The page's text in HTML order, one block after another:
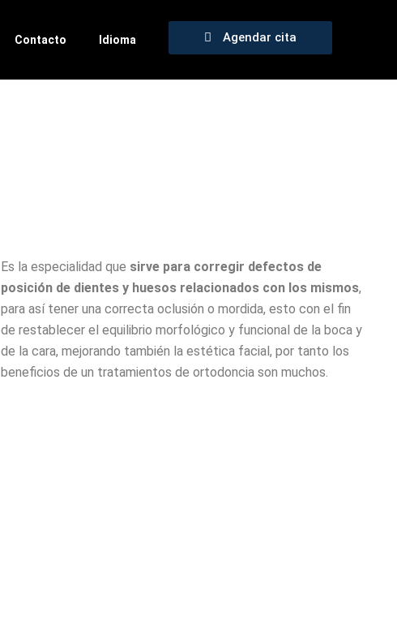
Contacto Idioma Agendar cita
Es la especialidad que sirve para corregir defectos de
posición de dientes y huesos relacionados con los mismos,
para así tener una correcta oclusión o mordida, esto con el fin
de restablecer el equilibrio morfológico y funcional de la boca y
de la cara, mejorando también la estética facial, por tanto los
beneficios de un tratamientos de ortodoncia son muchos.